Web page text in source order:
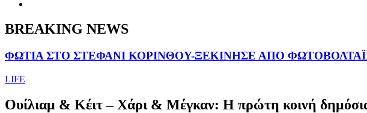
BREAKING NEWS
ΦΩΤΙΑ ΣΤΟ ΣΤΕΦΑΝΙ ΚΟΡΙΝΘΟΥ-ΞΕΚΙΝΗΣΕ ΑΠΟ
LIFE
Ουίλιαμ & Κέιτ – Χάρι & Μέγκαν: Η πρώτη κοινή